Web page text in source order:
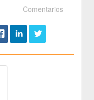
Comentarios